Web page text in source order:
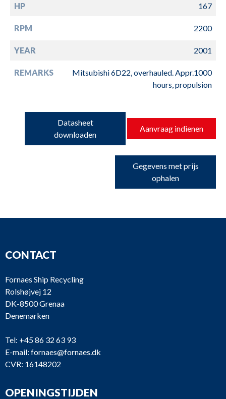
HP 167
RPM 2200
YEAR 2001
REMARKS
Mitsubishi 6D22, overhauled. Appr.1000
hours, propulsion
Datasheet
downloaden
Aanvraag indienen
Gegevens met prijs
ophalen
CONTACT
Fornaes Ship Recycling
Rolshøjvej 12
DK-8500 Grenaa
Denemarken
Tel: +45 86 32 63 93
E-mail: fornaes@fornaes.dk
CVR: 16148202
OPENINGSTIJDEN